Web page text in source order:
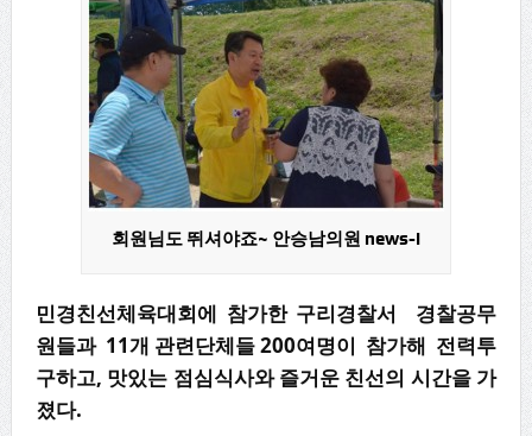
회원님도 뛰셔야죠~ 안승남의원 news-i
민경친선체육대회에 참가한 구리경찰서 경찰공무
원들과 11개 관련단체들 200여명이 참가해 전력투
구하고, 맛있는 점심식사와 즐거운 친선의 시간을 가
졌다.